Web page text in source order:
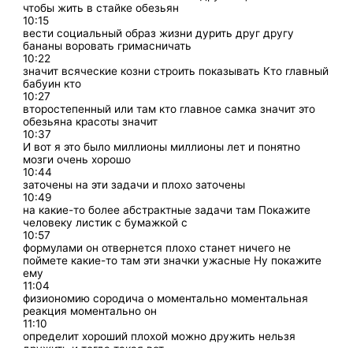
чтобы жить в стайке обезьян
10:15
вести социальный образ жизни дурить друг другу
бананы воровать гримасничать
10:22
значит всяческие козни строить показывать Кто главный
бабуин кто
10:27
второстепенный или там кто главное самка значит это
обезьяна красоты значит
10:37
И вот я это было миллионы миллионы лет и понятно
мозги очень хорошо
10:44
заточены на эти задачи и плохо заточены
10:49
на какие-то более абстрактные задачи там Покажите
человеку листик с бумажкой с
10:57
формулами он отвернется плохо станет ничего не
поймете какие-то там эти значки ужасные Ну покажите
ему
11:04
физиономию сородича о моментально моментальная
реакция моментально он
11:10
определит хороший плохой можно дружить нельзя